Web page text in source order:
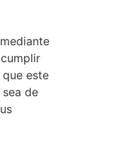
este
de